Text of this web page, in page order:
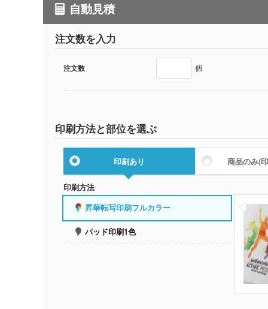
自動見積
注文数を入力
注文数 個
印刷方法と部位を選ぶ
印刷あり 商品のみ(
印刷方法
昇華転写印刷フルカラー
パッド印刷1色